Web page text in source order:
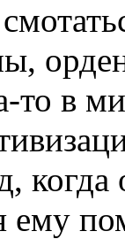
то в
ему